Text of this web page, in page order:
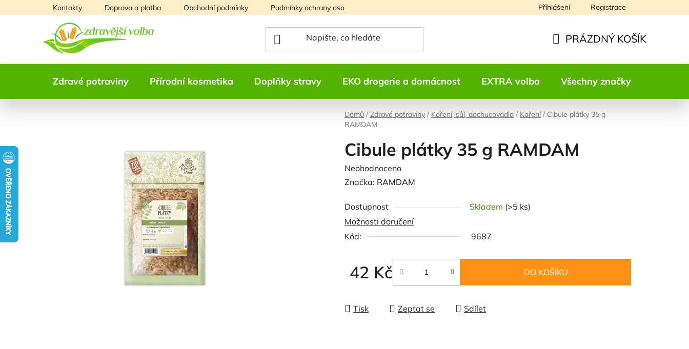
na
Kontakty Doprava a platba Obchodní podmínky Podmínky ochrany osobních údajů Přihlášení Registrace
KOŠÍK
PRÁZDNÝ KOŠÍK
Zdravé potraviny Přírodní kosmetika Doplňky stravy EKO drogerie a domácnost EXTRA volba Všechny značky
Domů / Zdravé potraviny / Koření, sůl, dochucovadla / Koření / Cibule plátky 35 g
RAMDAM
Cibule plátky 35 g RAMDAM
Průměrné
hodnocení
je
0,0
z
hvězdiček.
Neohodnoceno
Značka: RAMDAM
Dostupnost Skladem (>5 ks)
Možnosti doručení
Kód:
9687
42 Kč
Měrná cena:
DO KOŠÍKU
Tisk Zeptat se Sdílet